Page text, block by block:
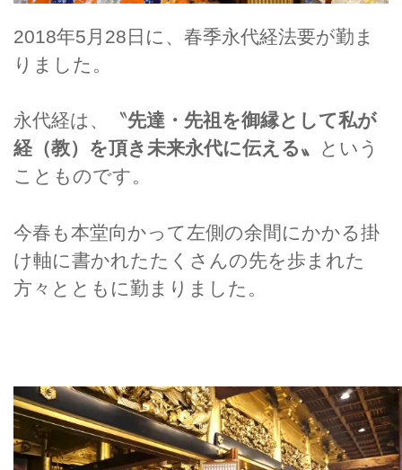
2018年5月28日に、春季永代経法要が勤ま
りました。
永代経は、〝先達・先祖を御縁として私が
経（教）を頂き未来永代に伝える〟
という
ことものです。
今春も本堂向かって左側の余間にかかる掛
け軸に書かれたたくさんの先を歩まれた
方々とともに勤まりました。